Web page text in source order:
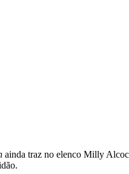
ainda traz no elenco Milly